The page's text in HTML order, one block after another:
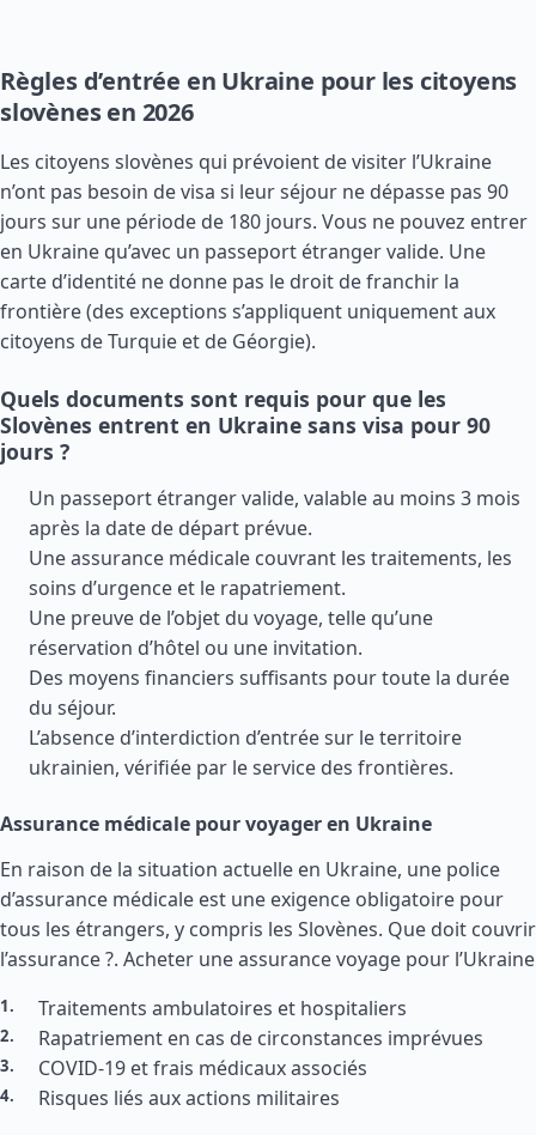
Règles d’entrée en Ukraine pour les citoyens
slovènes en 2026
Les citoyens slovènes qui prévoient de visiter l’Ukraine
n’ont pas besoin de visa si leur séjour ne dépasse pas 90
jours sur une période de 180 jours. Vous ne pouvez entrer
en Ukraine qu’avec un passeport étranger valide. Une
carte d’identité ne donne pas le droit de franchir la
frontière (des exceptions s’appliquent uniquement aux
citoyens deTurquie et de Géorgie).
Quels documents sont requis pour que les
Slovènes entrent en Ukraine sans visa pour 90
jours ?
Un passeport étranger valide, valable au moins 3 mois
après la date de départ prévue.
Une assurance médicale couvrant les traitements, les
soins d’urgence et le rapatriement.
Une preuve de l’objet du voyage, telle qu’une
réservation d’hôtel ou une invitation.
Des moyens financiers suffisants pour toute la durée
du séjour.
L’absence d’interdiction d’entrée sur le territoire
ukrainien, vérifiée par le service des frontières.
Assurance médicale pour voyager en Ukraine
En raison de la situation actuelle en Ukraine, une police
d’assurance médicale est une exigence obligatoire pour
tous les étrangers, y compris les Slovènes. Que doit couvrir
l’assurance ?. Acheter une assurance voyage pour l’Ukraine
Traitements ambulatoires et hospitaliers
Rapatriement en cas de circonstances imprévues
COVID-19 et frais médicaux associés
Risques liés aux actions militaires